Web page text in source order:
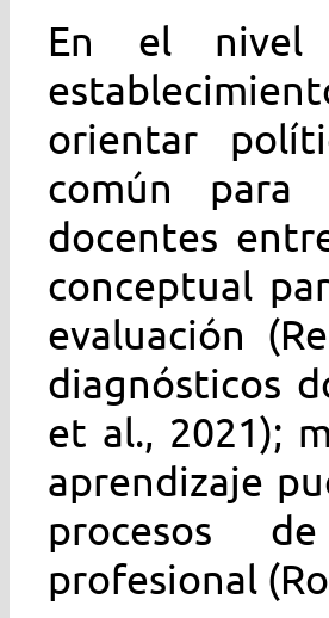
En el nivel
orientar
común para
docentes
conceptual
evaluación
diagnósticos
et al., 2021);
aprendizaje
procesos
profesional